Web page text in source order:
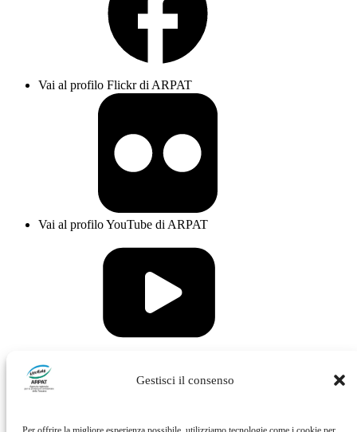
Gestisci il consenso
Vai al profilo Flickr di ARPAT
Vai al profilo YouTube di ARPAT
Vai al profilo Issuu di ARPAT